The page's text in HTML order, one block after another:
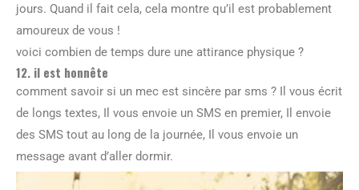
jours. Quand il fait cela, cela montre qu’il est probablement
amoureux de vous !
voici combien de temps dure une attirance physique ?
12. il est honnête
comment savoir si un mec est sincère par sms ? Il vous écrit
de longs textes, Il vous envoie un SMS en premier, Il envoie
des SMS tout au long de la journée, Il vous envoie un
message avant d’aller dormir.